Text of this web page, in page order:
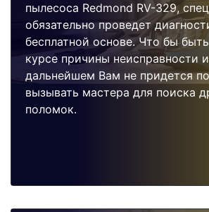
пылесоса Redmond RV-329,
обязательно проведет
бесплатной основе. Что бы
курсе причины неисправности
дальнейшем Вам не придется
вызывать мастера для поиска
поломок.